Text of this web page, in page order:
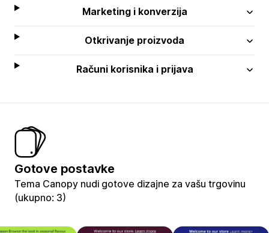
Marketing i konverzija
Otkrivanje proizvoda
Računi korisnika i prijava
Gotove postavke
Tema Canopy nudi gotove dizajne za vašu trgovinu
(ukupno: 3)